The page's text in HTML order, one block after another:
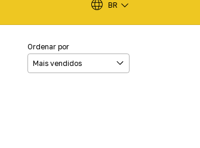
BR
Ordenar por